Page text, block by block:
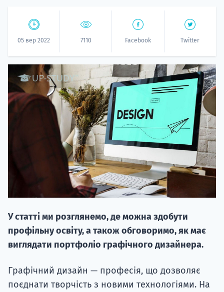
05 вер 2022 7110 Facebook Twitter
У статті ми розглянемо, де можна здобути
профільну освіту, а також обговоримо, як має
виглядати портфоліо графічного дизайнера.
Графічний дизайн — професія, що дозволяє
поєднати творчість з новими технологіями. На
20.09
"Навчання